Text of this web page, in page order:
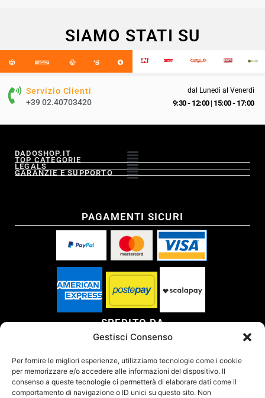
Gestisci Consenso
Per fornire le migliori esperienze, utilizziamo tecnologie come i cookie
per memorizzare e/o accedere alle informazioni del dispositivo. Il
consenso a queste tecnologie ci permetterà di elaborare dati come il
comportamento di navigazione o ID unici su questo sito. Non
SIAMO STATI SU
Servizio Clienti
+39 02.40703420
dal Lunedì al Venerdì
9:30 - 12:00| 15:00 - 17:00
DADOSHOP.IT
TOP CATEGORIE
LEGALS
GARANZIE E SUPPORTO
PAGAMENTI SICURI
SPEDITO DA
SITO CERTIFICATO